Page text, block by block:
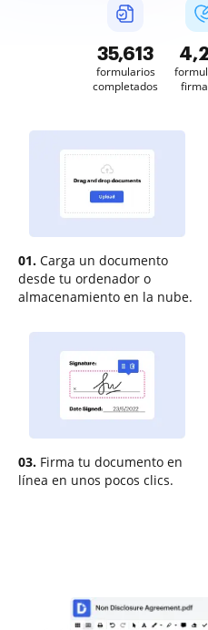
35,613
formularios
completados
01. Carga un documento
desde tu ordenador o
almacenamiento en la nube.
03. Firma tu documento en
línea en unos pocos clics.